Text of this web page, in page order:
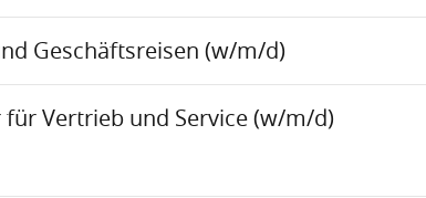
Geschäftsreisen (w/m/d)
Vertrieb und Service (w/m/d)